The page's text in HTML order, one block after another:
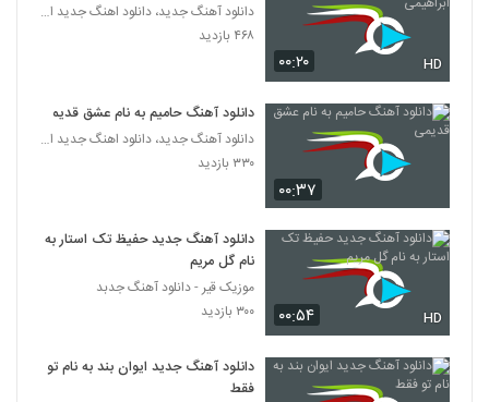
Iman Hararat Scenario
937
دانلود آهنگ شایع تلو (Shaye Telo)
۲,۶۳۷ بازدید
دانلود آهنگ جدید و زیبای میلاد اس با نام
میسازم
کسری کیا آهنگ چی شد
940
آهنگ امیرسالار عدالتی بنام تنهام گذاشت
۰۰:۲۰ HD
دانلود آهنگ جدید، دانلود اهنگ جدید ایرانی
۴۶۸ بازدید
۰۰:۳۷
دانلود آهنگ حامیم به نام عشق قدیمی
دانلود آهنگ جدید، دانلود اهنگ جدید ایرانی
۳۳۰ بازدید
۰۰:۵۴ HD
دانلود آهنگ جدید حفیظ تک استار به
نام گل مریم
موزیک قیر - دانلود آهنگ جدبد
۳۰۰ بازدید
دانلود آهنگ جدید ایوان بند به نام تو
فقط